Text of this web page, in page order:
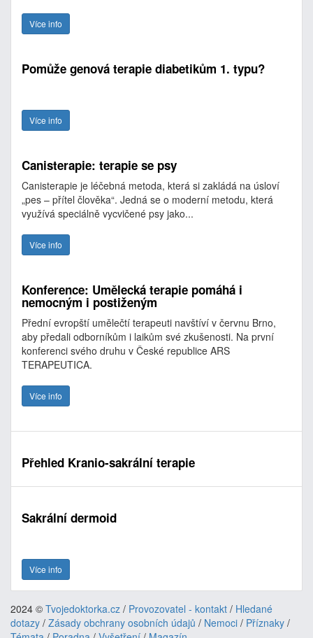
Více info
Pomůže genová terapie diabetikům 1. typu?
Více info
Canisterapie: terapie se psy
Canisterapie je léčebná metoda, která si zakládá na úsloví
„pes – přítel člověka“. Jedná se o moderní metodu, která
využívá speciálně vycvičené psy jako...
Více info
Konference: Umělecká terapie pomáhá i
nemocným i postiženým
Přední evropští umělečtí terapeuti navštíví v červnu Brno,
aby předali odborníkům i laikům své zkušenosti. Na první
konferenci svého druhu v České republice ARS
TERAPEUTICA.
Více info
Přehled Kranio-sakrální terapie
Sakrální dermoid
Více info
2024 © Tvojedoktorka.cz / Provozovatel - kontakt / Hledané
dotazy / Zásady obchrany osobních údajů / Nemoci / Příznaky /